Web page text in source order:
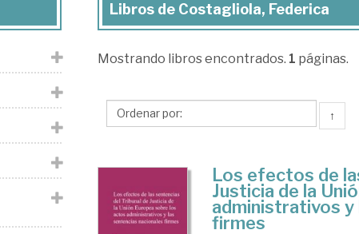
Libros
Costagliola,
Libros de Costagliola, Federica
Mostrando libros encontrados. 1 páginas.
↑
Los efectos de
Justicia de la
administrativos y
firmes